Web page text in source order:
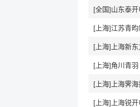
[全国]山东泰
[上海]江苏青
[上海]上海新
[上海]角川青
[上海]上海锐